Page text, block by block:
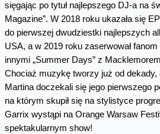
sięgając po tytuł najlepszego DJ-a na
Magazine”. W 2018 roku ukazała się
do pierwszej dwudziestki najlepszych
USA, a w 2019 roku zaserwował
innymi „Summer Days” z
Chociaż muzykę tworzy już od dekady,
Martina doczekali się jego pierwszego
na którym skupił się na stylistyce
Garrix wystąpi na Orange Warsaw
spektakularnym show!